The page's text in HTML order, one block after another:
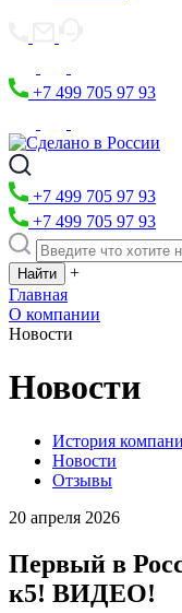
+7 499 705 97 93
+7 499 705 97 93
+7 499 705 97 93
+
Главная
О компании
Новости
Новости
История
Новости
Отзывы
20 апреля 2026
Первый в
к5! ВИДЕО!